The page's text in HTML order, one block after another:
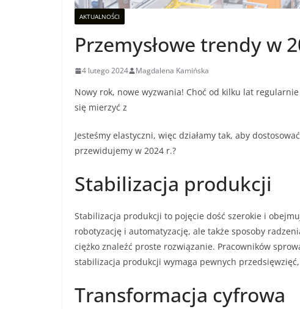
AKTUALNOŚCI
Przemysłowe trendy w
4 lutego 2024 Magdalena Kamińska
Nowy rok, nowe wyzwania! Choć od kilku lat
się mierzyć z
Jesteśmy elastyczni, więc działamy tak, aby
przewidujemy w 2024 r.?
Stabilizacja produkcji
Stabilizacja produkcji to pojęcie dość szerokie i
robotyzację i automatyzację, ale także sposoby
ciężko znaleźć proste rozwiązanie. Pracowników
stabilizacja produkcji wymaga pewnych
Transformacja cyfrowa